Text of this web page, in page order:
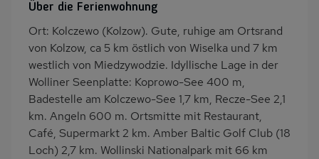
Heizung
Klimaanlage
Garten
Terrasse
Grill
Kinderspielplatz
PKW-Parkplatz
Eingezäuntes
Grundstück
Dusche
Küche
Über die Ferienwohnung
Ort: Kolczewo (Kolzow). Gute, ruhige am Ortsrand
von Kolzow, ca 5 km östlich von Wiselka und 7 km
westlich von Miedzywodzie. Idyllische Lage in der
Wolliner Seenplatte: Koprowo-See 400 m,
Badestelle am Kolczewo-See 1,7 km, Recze-See 2,1
km. Angeln 600 m. Ortsmitte mit Restaurant,
Café, Supermarkt 2 km. Amber Baltic Golf Club (18
Loch) 2,7 km. Wollinski Nationalpark mit 66 km